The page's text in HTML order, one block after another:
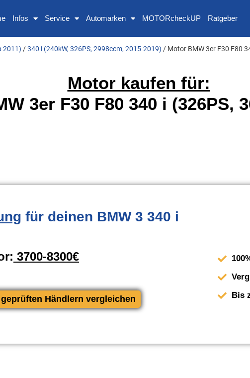
Infos Service Automarken MOTORcheckUP Ratgeber
2011) /340 i (240kW, 326PS, 2998ccm, 2015-2019) / Motor BMW 3er F30 F80
Motor kaufen für:
3er F30 F80 340 i (326PS,
für deinen BMW 3 340 i
3700-8300€
Händlern vergleichen
Bis